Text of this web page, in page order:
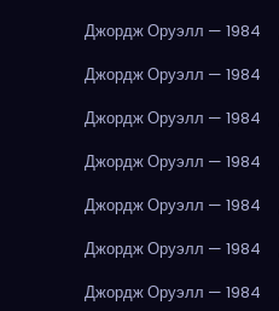
Джордж Оруэлл — 1984
Джордж Оруэлл — 1984
Джордж Оруэлл — 1984
Джордж Оруэлл — 1984
Джордж Оруэлл — 1984
Джордж Оруэлл — 1984
Джордж Оруэлл — 1984